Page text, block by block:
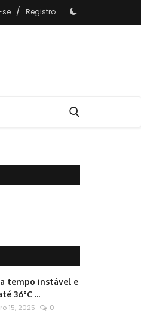
se / Registro
tempo instável e
36°C ...
15, 2025 0